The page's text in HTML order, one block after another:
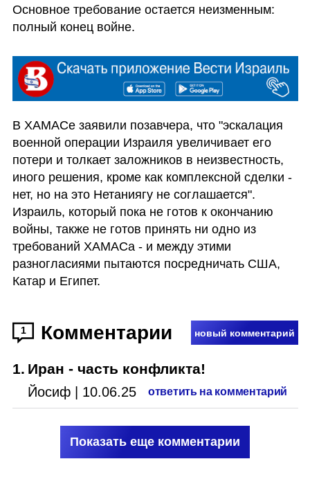
Основное требование остается неизменным:
полный конец войне.
В ХАМАСе заявили позавчера, что "эскалация
военной операции Израиля увеличивает его
потери и толкает заложников в неизвестность,
иного решения, кроме как комплексной сделки -
нет, но на это Нетаниягу не соглашается".
Израиль, который пока не готов к окончанию
войны, также не готов принять ни одно из
требований ХАМАСа - и между этими
разногласиями пытаются посредничать США,
Катар и Египет.
1 Комментарии новый комментарий
1. Иран - часть конфликта!
Йосиф 10.06.25 ответить на комментарий
Показать еще комментарии